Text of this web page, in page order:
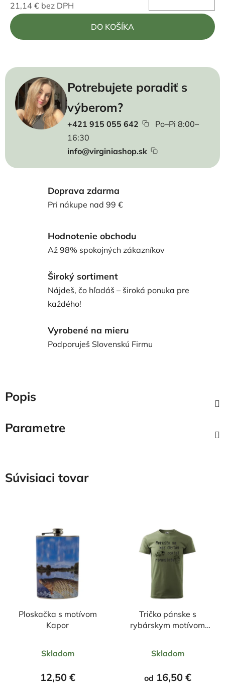
21,14 € bez DPH
Jednotková cena:
DO KOŠÍKA
Potrebujete poradiť s
výberom?
+421 915 055 642
Po–Pi 8:00–
16:30
info@virginiashop.sk
Doprava zdarma
Pri nákupe nad 99 €
Hodnotenie obchodu
Až 98% spokojných zákazníkov
Široký sortiment
Nájdeš, čo hľadáš – široká ponuka pre
každého!
Vyrobené na mieru
Podporuješ Slovenskú Firmu
Popis
Parametre
Súvisiaci tovar
Ploskačka s motívom
Kapor
hodnotenie
produktu
Skladom
12,50 €
Tričko pánske s
rybárskym motívom
nenesiete pivo
hodnotenie
produktu
Skladom
od 16,50 €